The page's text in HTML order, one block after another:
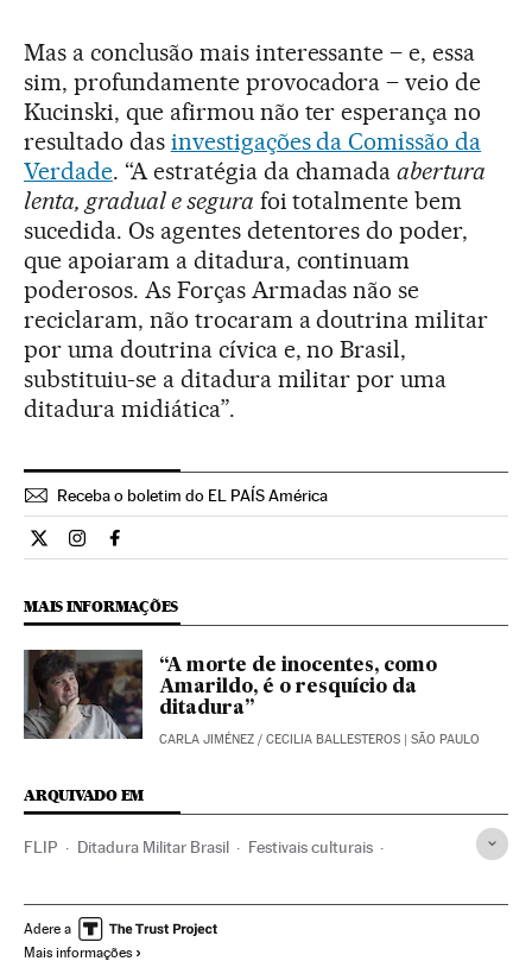
Mas a conclusão mais interessante – e, essa
sim, profundamente provocadora – veio de
Kucinski, que afirmou não ter esperança no
resultado das investigações da Comissão da
Verdade. “A estratégia da chamadaabertura
lenta, gradual e segura foi totalmente bem
sucedida. Os agentes detentores do poder,
que apoiaram a ditadura, continuam
poderosos. As Forças Armadas não se
reciclaram, não trocaram a doutrina militar
por uma doutrina cívica e, no Brasil,
substituiu-se a ditadura militar por uma
ditadura midiática”.
Receba o boletim do EL PAÍS América
Cultura El País Brasil en Twitter
Cultura El País Brasil en Instagram
Cultura El País Brasil en Facebook
MAIS INFORMAÇÕES
“A morte de inocentes, como
Amarildo, é o resquício da
ditadura”
CARLA JIMÉNEZ / CECILIA BALLESTEROS | SÃO PAULO
ARQUIVADO EM
FLIP Ditadura Militar Brasil Festivais culturais
Ditadura Agenda cultural
Adere a
Mais informações